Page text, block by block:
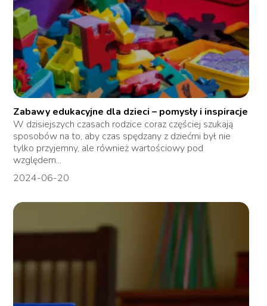
Zabawy edukacyjne dla dzieci – pomysły i inspiracje
W dzisiejszych czasach rodzice coraz częściej szukają
sposobów na to, aby czas spędzany z dziećmi był nie
tylko przyjemny, ale również wartościowy pod
względem...
2024-06-20